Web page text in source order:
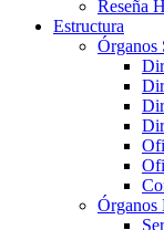
Reseña
Estructura
Órganos
Órganos